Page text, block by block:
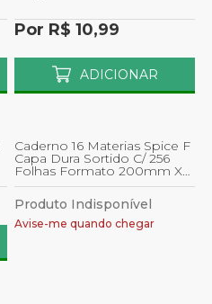
Por R$ 10,99
ADICIONAR
Caderno 16 Materias Spice F
Capa Dura Sortido C/ 256
Folhas Formato 200mm X
275mm Papel 56g/m
Produto Indisponível
Avise-me quando chegar